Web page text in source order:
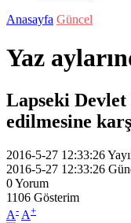
Anasayfa Güncel
Yaz
Lapseki Devlet
edilmesine
2016-5-27 12:33:26
2016-5-27 12:33:26
0Yorum
1106 Gösterim
A- A+